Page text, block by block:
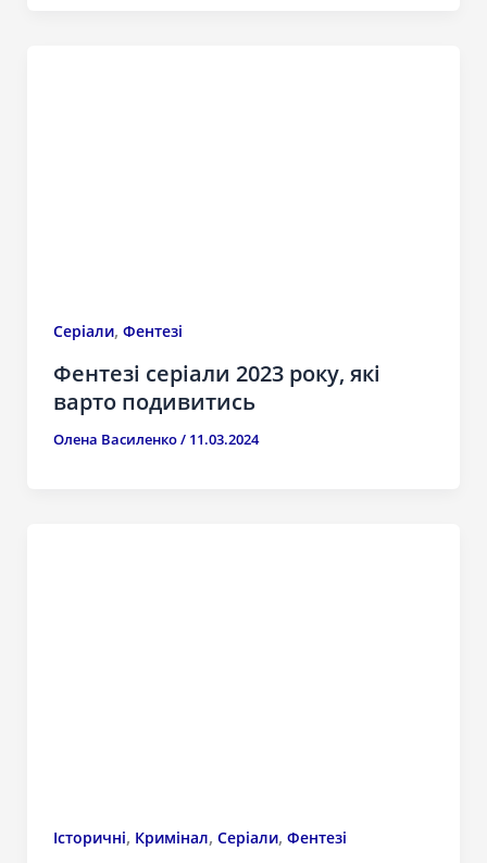
Серіали, Фентезі
Фентезі серіали 2023 року, які
варто подивитись
Олена Василенко/ 11.03.2024
Історичні, Кримінал, Серіали, Фентезі